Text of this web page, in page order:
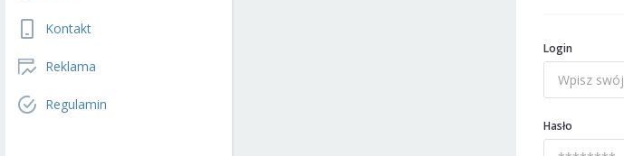
Kontakt
Reklama
Regulamin
Login
Hasło